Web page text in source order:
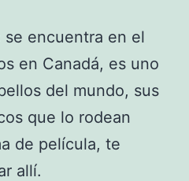
se encuentra en el
en Canadá, es uno
del mundo, sus
que lo rodean
de película, te
allí.